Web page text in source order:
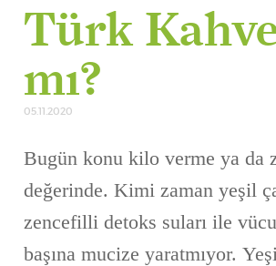
Türk
mı?
05.11.2020
Bugün konu kilo verme ya da
değerinde. Kimi zaman yeşil
zencefilli detoks suları ile
başına mucize yaratmıyor.